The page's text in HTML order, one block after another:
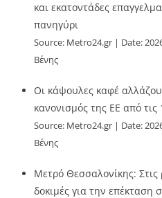
και εκατοντάδες
πανηγύρι
Source: Metro24.gr Date:
Βένης
Οι κάψουλες καφέ
κανονισμός της ΕΕ από
Source: Metro24.gr Date:
Βένης
Μετρό Θεσσαλονίκης: Στις
δοκιμές για την επέκταση